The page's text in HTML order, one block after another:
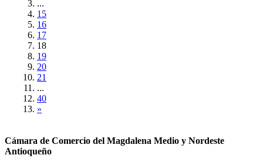
...
15
16
17
18
19
20
21
...
40
»
Cámara de Comercio del Magdalena Medio y Nordeste
Antioqueño